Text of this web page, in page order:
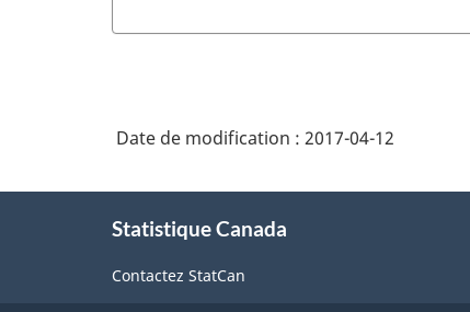
Date de modification : 2017-04-12
Statistique Canada
Contactez StatCan